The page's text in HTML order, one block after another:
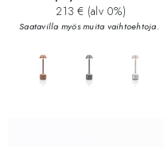
213 € (alv 0%)
Saatavilla myös muita vaihtoehtoja.